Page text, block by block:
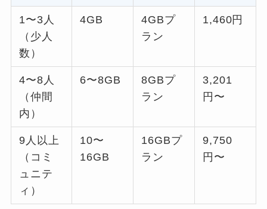
1〜3人
（少人
数）
4GB
4GBプ
ラン
1,460円
4〜8人
（仲間
内）
6〜8GB
8GBプ
ラン
3,201
円〜
9人以上
（コミ
ュニテ
ィ）
10〜
16GB
16GBプ
ラン
9,750
円〜